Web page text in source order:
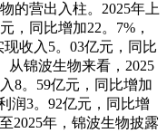
的营出入柱。2025年上
，同比增加22。7%，
收入5。03亿元，同比
从锦波生物来看，2025
8。59亿元，同比增加
润3。92亿元，同比增
2025年，锦波生物披露